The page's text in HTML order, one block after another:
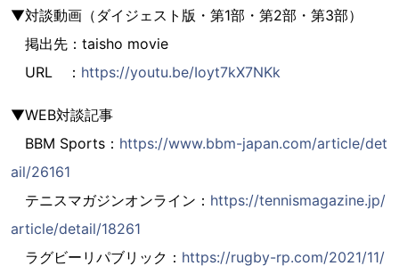
▼対談動画（ダイジェスト版・第1部・第2部・第3部）
掲出先：taisho movie
URL ： https://youtu.be/Ioyt7kX7NKk
▼WEB対談記事
BBM Sports： https://www.bbm-japan.com/article/det
ail/26161
テニスマガジンオンライン： https://tennismagazine.jp/
article/detail/18261
ラグビーリパブリック： https://rugby-rp.com/2021/11/